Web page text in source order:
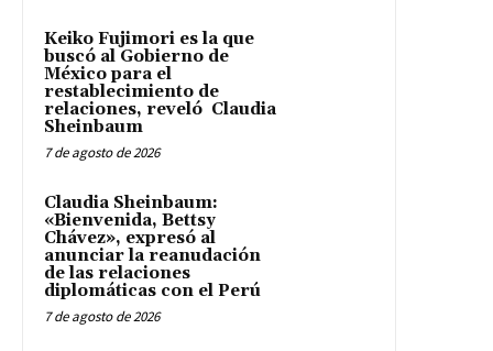
Keiko Fujimori es la que
buscó al Gobierno de
México para el
restablecimiento de
relaciones, reveló Claudia
Sheinbaum
7 de agosto de 2026
Claudia Sheinbaum:
«Bienvenida, Bettsy
Chávez», expresó al
anunciar la reanudación
de las relaciones
diplomáticas con el Perú
7 de agosto de 2026